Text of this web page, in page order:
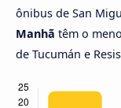
ônibus de San
Manhã têm o
de Tucumán e